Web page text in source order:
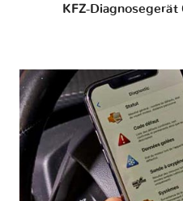
KFZ-